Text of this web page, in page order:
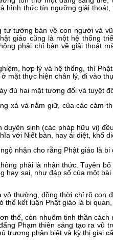
hình thức tín ngưỡng giải thoát,
tư tưởng bàn về con người và
giáo cũng là một hệ thống
phải chỉ bàn về giải thoát
hợp lý và hệ thống, thì
mặt thực hiện chân lý, đi vào
đủ hai mặt tương đối và tuyệt
xả và nắm giữ, của các cảm
sinh (các pháp hữu vi)
với Niết bàn, hay ái diệt, khổ
nhận cho rằng Phật giáo là bi
phải là nhận thức. Tuyên
hay sai, như đáp số của một
vô thường, đồng thời chỉ rõ con
thể kết luận Phật giáo là bi
thế, còn nhuốm tinh thần cách
Phạm thiên sáng tạo ra vũ
trương phân biệt và kỳ thị giai